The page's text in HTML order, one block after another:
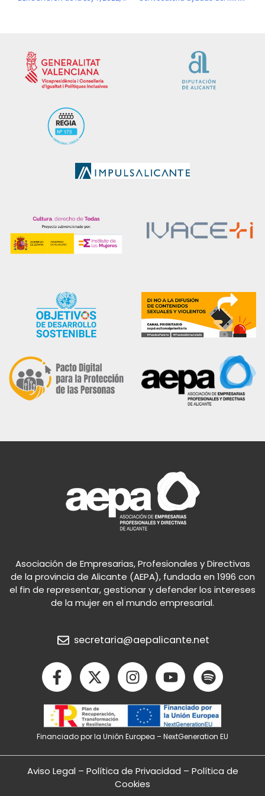
Asociación de Empresarias, Profesionales y Directivas
de la provincia de Alicante (AEPA), fundada en 1996 con
el fin de representar, gestionar y defender los intereses
de la mujer en el mundo empresarial.
secretaria@aepalicante.net
F
a
c
e
b
o
o
k
X
-
t
w
i
t
t
e
I
n
s
t
a
g
r
a
m
Y
o
u
t
u
b
e
S
p
o
t
i
f
y
Financiado por la Unión Europea – NextGeneration EU
Aviso Legal – Política de Privacidad – Política de
Cookies